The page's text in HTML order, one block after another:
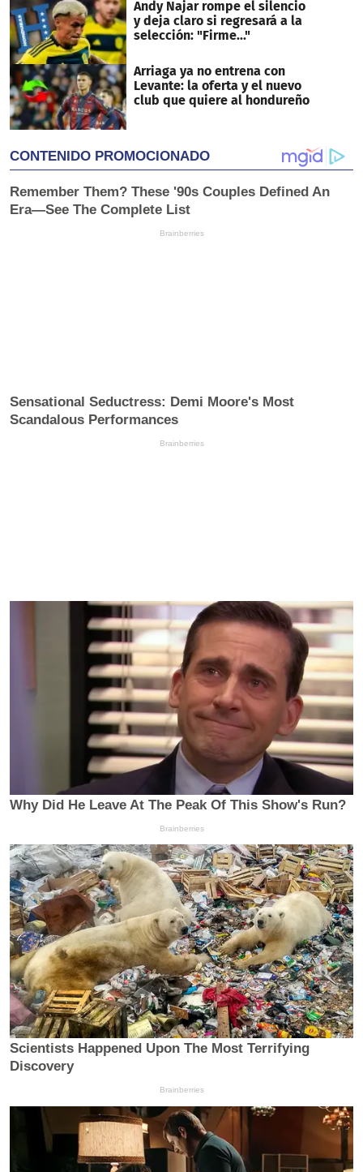
Andy Najar rompe el silencio
y deja claro si regresará a la
selección: "Firme..."
Arriaga ya no entrena con
Levante: la oferta y el nuevo
club que quiere al hondureño